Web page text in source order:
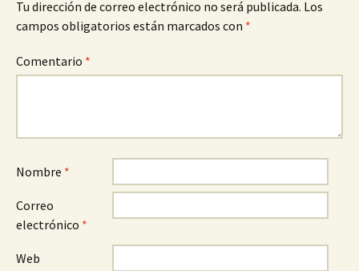
Tu dirección de correo electrónico no será publicada. Los
campos obligatorios están marcados con *
Comentario *
Nombre *
Correo
electrónico *
Web